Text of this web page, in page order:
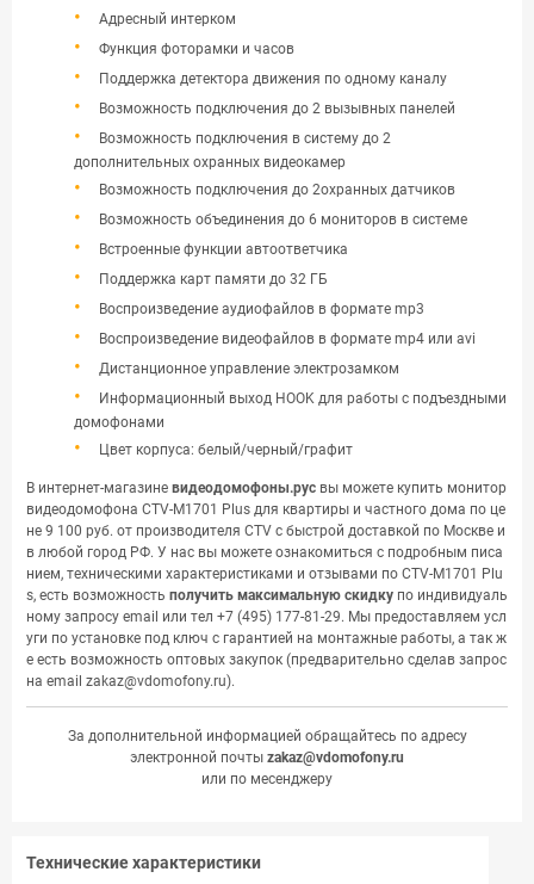
Адресный интерком
Функция фоторамки и часов
Поддержка детектора движения по одному каналу
Возможность подключения до 2 вызывных панелей
Возможность подключения в систему до 2
дополнительных охранных видеокамер
Возможность подключения до 2охранных датчиков
Возможность объединения до 6 мониторов в системе
Встроенные функции автоответчика
Поддержка карт памяти до 32 ГБ
Воспроизведение аудиофайлов в формате mp3
Воспроизведение видеофайлов в формате mp4 или avi
Дистанционное управление электрозамком
Информационный выход HOOK для работы с подъездными
домофонами
Цвет корпуса: белый/черный/графит
В интернет-магазине видеодомофоны.рус вы можете купить монитор
видеодомофона CTV-M1701 Plus для квартиры и частного дома по це
не 9 100 руб. от производителя CTV с быстрой доставкой по Москве и
в любой город РФ. У нас вы можете ознакомиться с подробным писа
нием, техническими характеристиками и отзывами по CTV-M1701 Plu
s, есть возможность получить максимальную скидку по индивидуаль
ному запросу email или тел +7 (495) 177-81-29. Мы предоставляем усл
уги по установке под ключ с гарантией на монтажные работы, а так ж
е есть возможность оптовых закупок (предварительно сделав запрос
на email zakaz@vdomofony.ru).
За дополнительной информацией обращайтесь по адресу
электронной почты zakaz@vdomofony.ru
или по месенджеру
Технические характеристики